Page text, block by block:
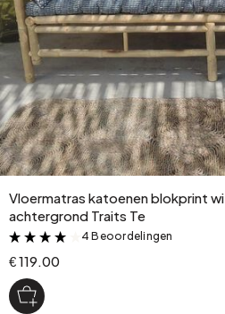
Vloermatras katoenen blokprint
achtergrond Traits Te
&
4 Beoordelingen
€ 119.00